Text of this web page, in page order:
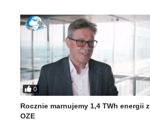
0
Rocznie marnujemy 1,4 TWh energii z
OZE